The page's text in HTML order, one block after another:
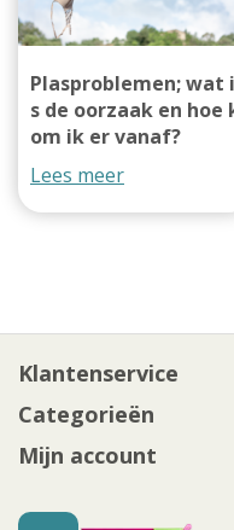
Plasproblemen; wat i
s de oorzaak en hoe
om ik er vanaf?
Lees meer
Klantenservice
Categorieën
Mijn account